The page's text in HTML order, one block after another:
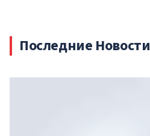
Последние Новости